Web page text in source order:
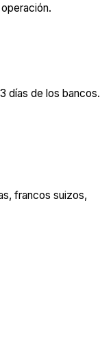
días de los bancos.
francos suizos,